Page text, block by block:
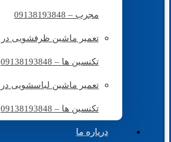
مجرب – 09138193848
تعمیر ماشین ظرفشویی در
تکنسین ها – 09138193848
تعمیر ماشین لباسشویی در
تکنسین ها – 09138193848
درباره ما